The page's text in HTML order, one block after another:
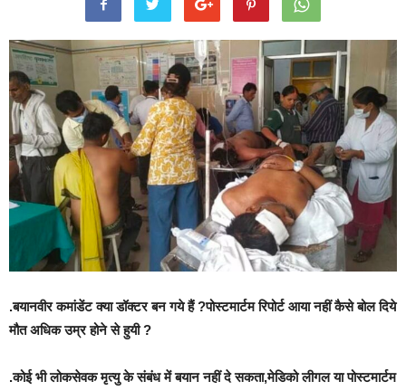
.बयानवीर कमांडेंट क्या डॉक्टर बन गये हैं ?पोस्टमार्टम रिपोर्ट आया नहीं कैसे बोल दिये
मौत अधिक उम्र होने से हुयी ?
.कोई भी लोकसेवक मृत्यु के संबंध में बयान नहीं दे सकता,मेडिको लीगल या पोस्टमार्टम